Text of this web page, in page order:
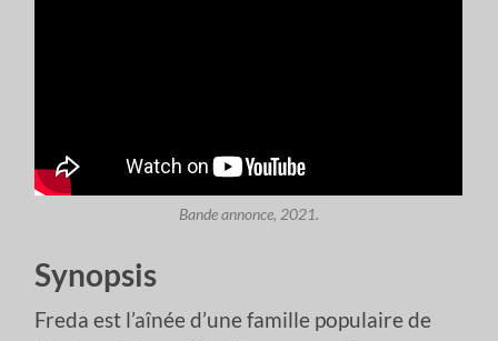
Bande annonce, 2021.
Synopsis
Freda est l’aînée d’une famille populaire de